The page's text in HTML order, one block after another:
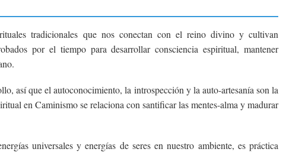
tradicionales que nos conectan con el reino divino y cultivan
por el tiempo para desarrollar consciencia espiritual, mantener
así que el autoconocimiento, la introspección y la auto-artesanía son la
en Caminismo se relaciona con santificar las mentes-alma y madurar
universales y energías de seres en nuestro ambiente, es práctica